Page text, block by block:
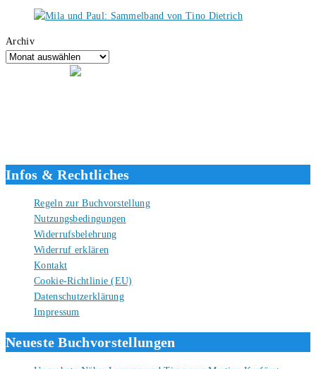
Archiv
Infos & Rechtliches
Regeln zur Buchvorstellung
Nutzungsbedingungen
Widerrufsbelehrung
Widerruf erklären
Kontakt
Cookie-Richtlinie (EU)
Datenschutzerklärung
Impressum
Neueste Buchvorstellungen